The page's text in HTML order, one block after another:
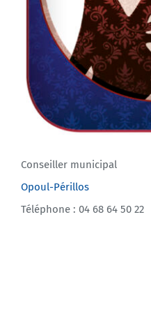
Conseiller municipal
Opoul-Périllos
Téléphone : 04 68 64 50 22